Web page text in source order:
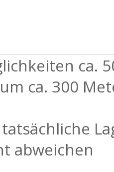
ca.
ca. 300
abweichen